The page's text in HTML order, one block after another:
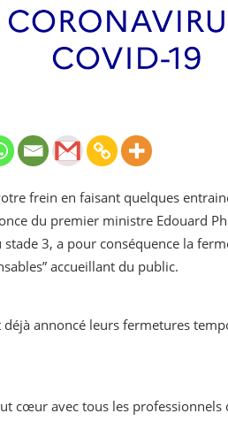
frein en faisant quelques
du premier ministre Edouard
stade 3, a pour conséquence la
accueillant du public.
annoncé leurs fermetures
cœur avec tous les